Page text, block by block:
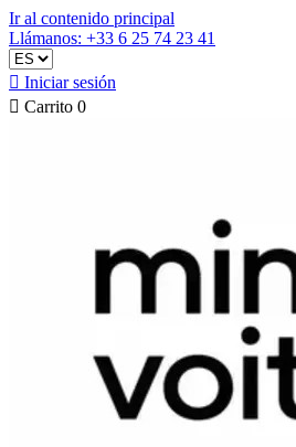
Ir al contenido principal
Llámanos: +33 6 25 74 23 41
 Iniciar sesión
 Carrito 0